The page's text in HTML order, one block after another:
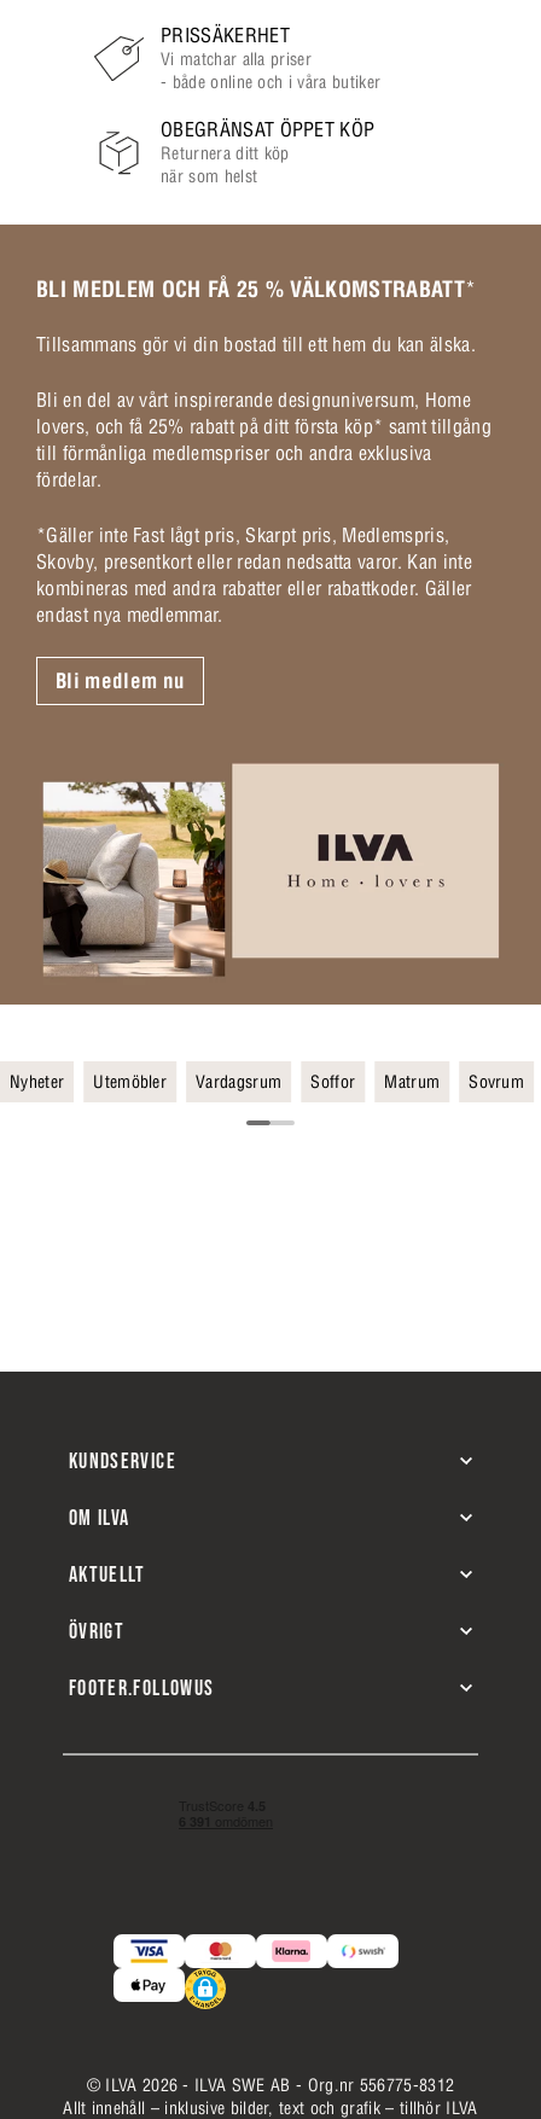
PRISSÄKERHET
Vi matchar alla priser
- både online och i våra butiker
OBEGRÄNSAT ÖPPET KÖP
Returnera ditt köp
när som helst
BLI MEDLEM OCH FÅ 25 % VÄLKOMSTRABATT*
Tillsammans gör vi din bostad till ett hem du kan älska.
Bli en del av vårt inspirerande designuniversum, Home
lovers, och få 25% rabatt på ditt första köp* samt tillgång
till förmånliga medlemspriser och andra exklusiva
fördelar.
*Gäller inte Fast lågt pris, Skarpt pris, Medlemspris,
Skovby, presentkort eller redan nedsatta varor. Kan inte
kombineras med andra rabatter eller rabattkoder. Gäller
endast nya medlemmar.
Bli medlem nu
Nyheter Utemöbler Vardagsrum Soffor Matrum Sovrum
KUNDSERVICE
OM ILVA
AKTUELLT
ÖVRIGT
FOOTER.FOLLOWUS
© ILVA 2026 - ILVA SWE AB - Org.nr 556775-8312
Allt innehåll – inklusive bilder, text och grafik – tillhör ILVA